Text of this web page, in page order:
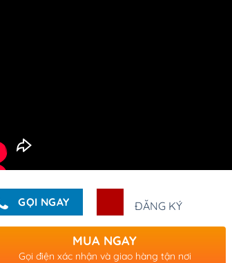
GỌI NGAY ĐĂNG KÝ
MUA NGAY
Gọi điện xác nhận và giao hàng tận nơi